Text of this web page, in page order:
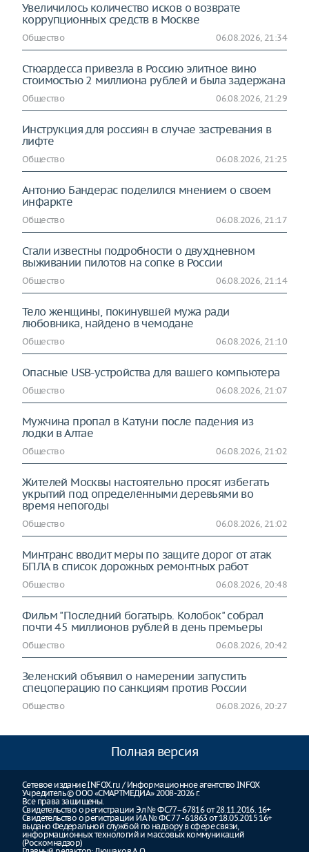
Увеличилось количество исков о возврате
коррупционных средств в Москве
Общество 06.08.2026, 21:34
Стюардесса привезла в Россию элитное вино
стоимостью 2 миллиона рублей и была задержана
Общество 06.08.2026, 21:29
Инструкция для россиян в случае застревания в
лифте
Общество 06.08.2026, 21:25
Антонио Бандерас поделился мнением о своем
инфаркте
Общество 06.08.2026, 21:17
Стали известны подробности о двухдневном
выживании пилотов на сопке в России
Общество 06.08.2026, 21:14
Тело женщины, покинувшей мужа ради
любовника, найдено в чемодане
Общество 06.08.2026, 21:10
Опасные USB-устройства для вашего компьютера
Общество 06.08.2026, 21:07
Мужчина пропал в Катуни после падения из
лодки в Алтае
Общество 06.08.2026, 21:02
Жителей Москвы настоятельно просят избегать
укрытий под определёнными деревьями во
время непогоды
Общество 06.08.2026, 21:02
Минтранс вводит меры по защите дорог от атак
БПЛА в список дорожных ремонтных работ
Общество 06.08.2026, 20:48
Фильм "Последний богатырь. Колобок" собрал
почти 45 миллионов рублей в день премьеры
Общество 06.08.2026, 20:42
Зеленский объявил о намерении запустить
спецоперацию по санкциям против России
Общество 06.08.2026, 20:27
Полная версия
Сетевое издание INFOX.ru / Информационное агентство INFOX
Учредитель © ООО «СМАРТМЕДИА» 2008-2026 г.
Все права защищены.
Свидетельство о регистрации Эл № ФС77–67816 от 28.11.2016. 16+
Свидетельство о регистрации ИА № ФС 77 - 61863 от 18.05.2015 16+
выдано Федеральной службой по надзору в сфере связи,
информационных технологий и массовых коммуникаций
(Роскомнадзор)